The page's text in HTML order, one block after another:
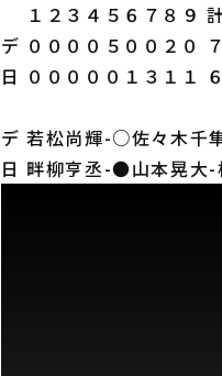
１２３４５６７８９
デ ００００５００２０ ７
日 ０００００１３１１ ６
デ 若松尚輝-○佐々木千
日 畔柳亨丞-●山本晃大-